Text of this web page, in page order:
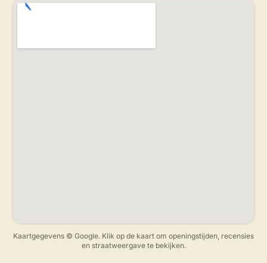
Kaartgegevens © Google. Klik op de kaart om openingstijden, recensies
en straatweergave te bekijken.